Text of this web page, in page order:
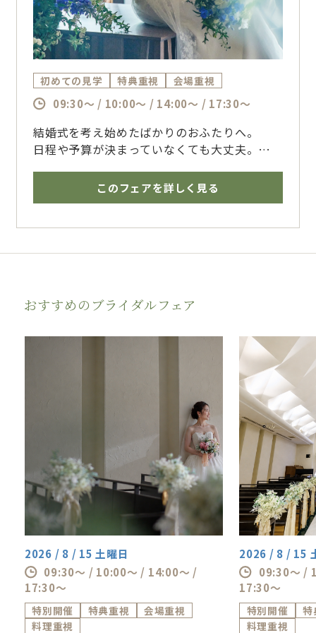
初めての見学 特典重視 会場重視
09:30～ / 10:00～ / 14:00～ / 17:30～
結婚式を考え始めたばかりのおふたりへ。
日程や予算が決まっていなくても大丈夫。
博多で結婚式を挙げるならザ・フォレストテラ
このフェアを詳しく見る
おすすめのブライダルフェア
2026 / 8 / 15 土曜日
09:30～ / 10:00～ / 14:00～ /
17:30～
特別開催 特典重視
会場重視
料理重視
2026 / 8 / 15
09:30～ /
17:30～
特別開催
特
料理重視